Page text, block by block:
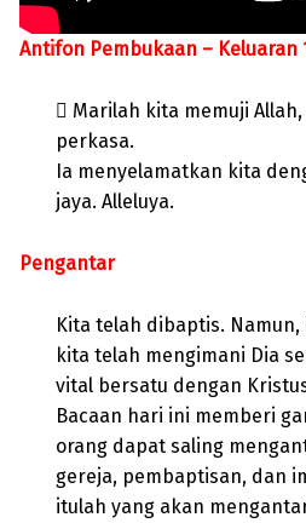
Antifon Pembukaan – Keluaran
 Marilah kita memuji
perkasa.
Ia menyelamatkan kita
jaya. Alleluya.
Pengantar
Kita telah dibaptis.
kita telah mengimani Dia
vital bersatu dengan
Bacaan hari ini memberi
orang dapat saling
gereja, pembaptisan, dan
itulah yang akan